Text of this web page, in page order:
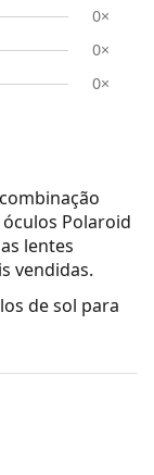
0×
0×
0×
Polaroid
lentes
vendidas.
de sol para
perfeitamente